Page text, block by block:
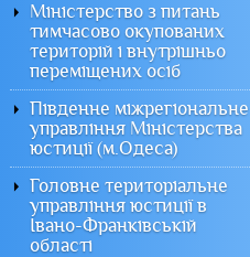
Міністерство з питань
тимчасово окупованих
територій і внутрішньо
переміщених осіб
Південне міжрегіональне
управління Міністерства
юстиції (м.Одеса)
Головне територіальне
управління юстиції в
Івано-Франківській
області